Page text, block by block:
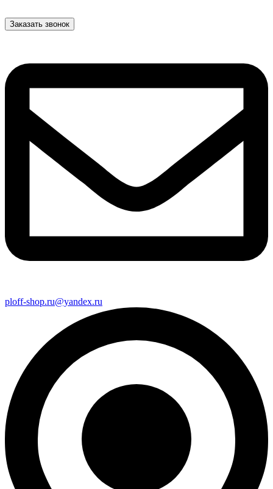
Заказать звонок
ploff-shop.ru@yandex.ru